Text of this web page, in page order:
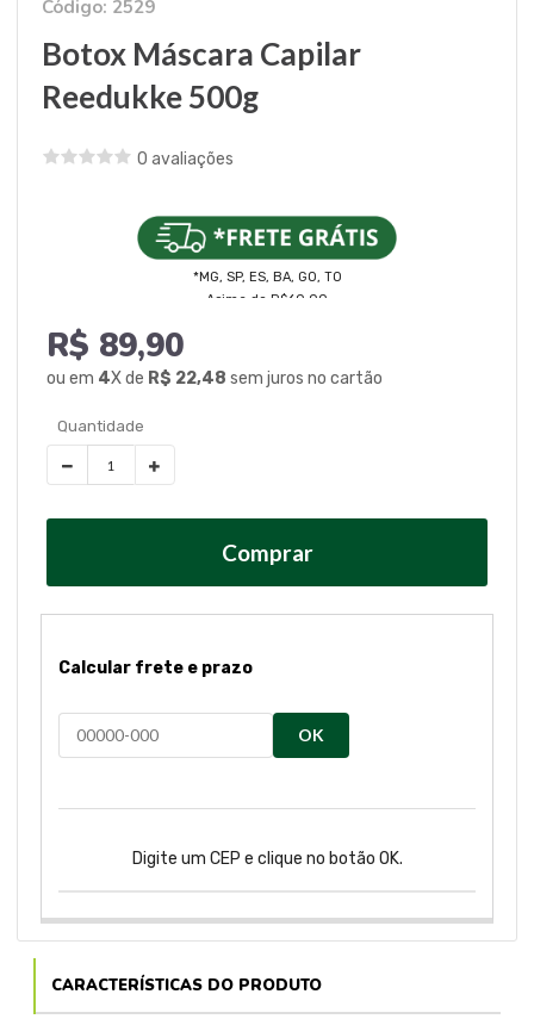
Código: 2529
Botox Máscara Capilar
Reedukke 500g
0 avaliações
*MG, SP, ES, BA, GO, TO
Acima de R$60,00
R$ 89,90
ou em 4X de R$ 22,48 sem juros no cartão
Comprar
Calcular frete e prazo
OK
Digite um CEP e clique no botão OK.
CARACTERÍSTICAS DO PRODUTO